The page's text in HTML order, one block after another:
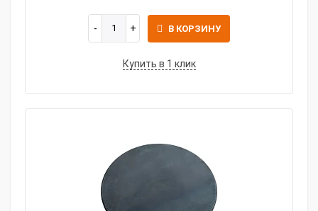
В КОРЗИНУ
Купить в 1 клик